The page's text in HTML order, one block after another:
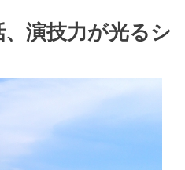
演技力が光るシ